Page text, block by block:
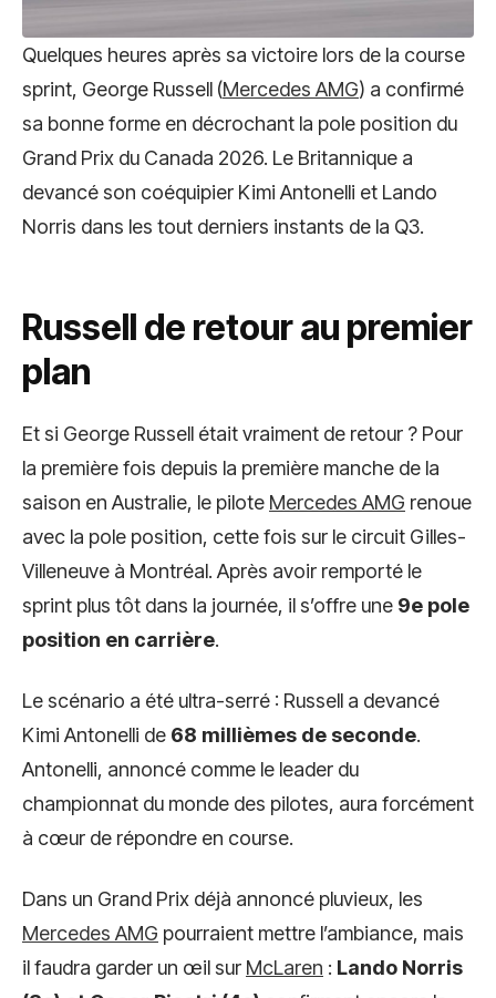
Quelques heures après sa victoire lors de la course
sprint, George Russell (Mercedes AMG) a confirmé
sa bonne forme en décrochant la pole position du
Grand Prix du Canada 2026. Le Britannique a
devancé son coéquipier Kimi Antonelli et Lando
Norris dans les tout derniers instants de la Q3.
Russell de retour au premier
plan
Et si George Russell était vraiment de retour ? Pour
la première fois depuis la première manche de la
saison en Australie, le pilote Mercedes AMG renoue
avec la pole position, cette fois sur le circuit Gilles-
Villeneuve à Montréal. Après avoir remporté le
sprint plus tôt dans la journée, il s’offre une 9e pole
position en carrière.
Le scénario a été ultra-serré : Russell a devancé
Kimi Antonelli de 68 millièmes de seconde.
Antonelli, annoncé comme le leader du
championnat du monde des pilotes, aura forcément
à cœur de répondre en course.
Dans un Grand Prix déjà annoncé pluvieux, les
Mercedes AMG pourraient mettre l’ambiance, mais
il faudra garder un œil sur McLaren : Lando Norris